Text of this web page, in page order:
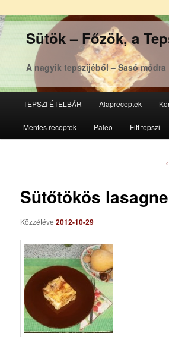
Sütök – Főzök, a
A nagyik tepszijéből – Sasó módra
Tovább
az
Tovább
a
TEPSZI ÉTELBÁR Alapreceptek
Mentes receptek Paleo Fitt tepszi
Sütőtökös lasagne
Közzétéve2012-10-29